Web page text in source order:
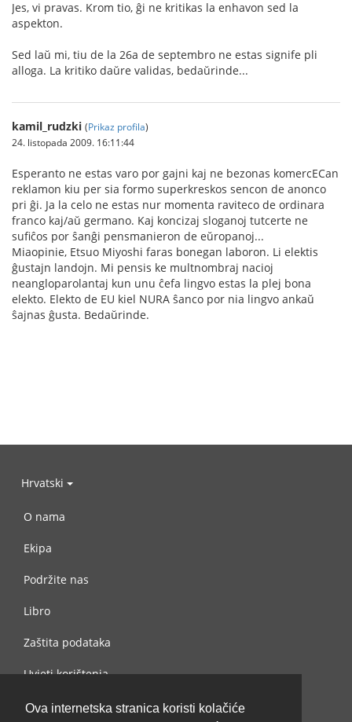
Ova internetska stranica koristi kolačiće
Jes, vi pravas. Krom tio, ĝi ne kritikas la enhavon sed la
aspekton.
Sed laŭ mi, tiu de la 26a de septembro ne estas signife pli
alloga. La kritiko daŭre validas, bedaŭrinde...
kamil_rudzki (Prikaz profila)
24. listopada 2009. 16:11:44
Esperanto ne estas varo por gajni kaj ne bezonas komercECan
reklamon kiu per sia formo superkreskos sencon de anonco
pri ĝi. Ja la celo ne estas nur momenta raviteco de ordinara
franco kaj/aŭ germano. Kaj koncizaj sloganoj tutcerte ne
sufiĉos por ŝanĝi pensmanieron de eŭropanoj...
Miaopinie, Etsuo Miyoshi faras bonegan laboron. Li elektis
ĝustajn landojn. Mi pensis ke multnombraj nacioj
neangloparolantaj kun unu ĉefa lingvo estas la plej bona
elekto. Elekto de EU kiel NURA ŝanco por nia lingvo ankaŭ
ŝajnas ĝusta. Bedaŭrinde.
Hrvatski
O nama
Ekipa
Podržite nas
Libro
Zaštita podataka
Uvjeti korištenja
Kontaktiraj nas